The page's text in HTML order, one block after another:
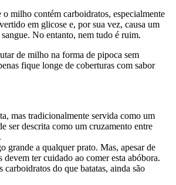
milho contém carboidratos, especialmente
em glicose e, por sua vez, causa um
No entanto, nem tudo é ruim.
de milho na forma de pipoca sem
fique longe de coberturas com sabor
mas tradicionalmente servida como um
ser descrita como um cruzamento entre
grande a qualquer prato. Mas, apesar de
devem ter cuidado ao comer esta abóbora.
carboidratos do que batatas, ainda são